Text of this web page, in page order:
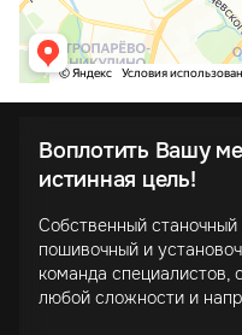
Воплотить Вашу
истинная цель!
Собственный станочный
пошивочный и
команда специалистов,
любой сложности и